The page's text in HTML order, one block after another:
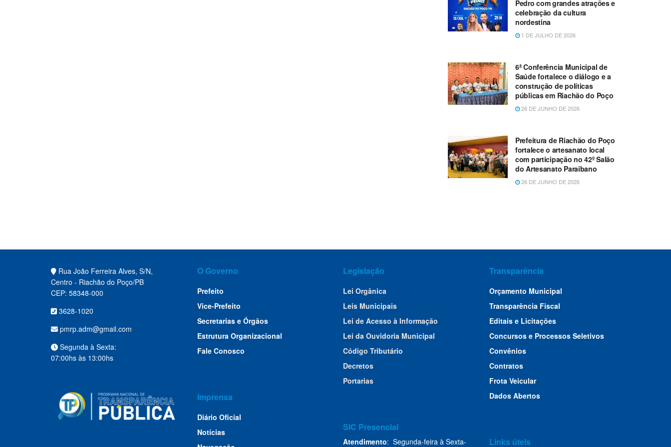
Pedro com grandes atrações e
celebração da cultura
nordestina
1 DE JULHO DE 2026
6ª Conferência Municipal de
Saúde fortalece o diálogo e a
construção de políticas
públicas em Riachão do Poço
26 DE JUNHO DE 2026
Prefeitura de Riachão do Poço
fortalece o artesanato local
com participação no 42º Salão
do Artesanato Paraibano
26 DE JUNHO DE 2026
Rua João Ferreira Alves, S/N,
Centro - Riachão do Poço/PB
CEP: 58348-000
3628-1020
pmrp.adm@gmail.com
Segunda à Sexta:
07:00hs às 13:00hs
O Governo
Prefeito
Vice-Prefeito
Secretarias e Órgãos
Estrutura Organizacional
Fale Conosco
Imprensa
Diário Oficial
Notícias
Legislação
Lei Orgânica
Leis Municipais
Lei de Acesso à Informação
Lei da Ouvidoria Municipal
Código Tributário
Decretos
Portarias
SIC Presencial
Atendimento: Segunda-feira à Sexta-
Transparência
Orçamento Municipal
Transparência Fiscal
Editais e Licitações
Concursos e Processos Seletivos
Convênios
Contratos
Frota Veicular
Dados Abertos
Links úteis